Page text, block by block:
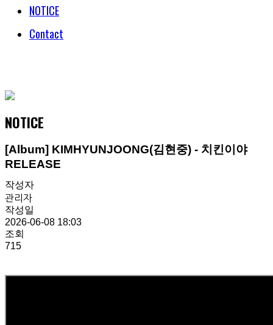
NOTICE
Contact
NOTICE
[Album] KIMHYUNJOONG(김현중) - 치킨이야
RELEASE
작성자
관리자
작성일
2026-06-08 18:03
조회
715